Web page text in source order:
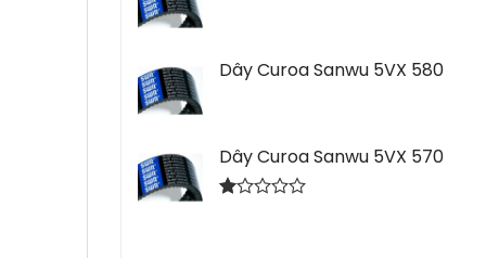
Dây Curoa Sanwu 5VX 580
Dây Curoa Sanwu 5VX 570